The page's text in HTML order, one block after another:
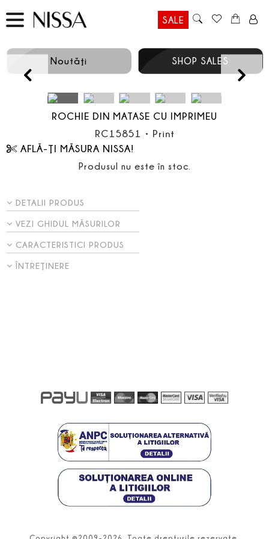
SALE
Noutăţi SHOP SALES
Prev
ROCHIE DIN MATASE CU IMPRIMEU
RC15851 • Print
AFLĂ-ŢI MĂSURA NISSA!
Produsul nu este în stoc.
DETALII PRODUS
VEZI GHIDUL MĂSURILOR
CARACTERISTICI PRODUS
ÎNTREŢINERE